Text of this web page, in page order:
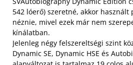
542 lóerő) szeretné, akkor használt
néznie, mivel ezek már nem
kínálatban.
Jelenleg négy felszereltségi szint
Dynamic SE, Dynamic HSE és